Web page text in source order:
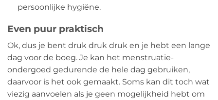
persoonlijke hygiëne.
Even puur praktisch
Ok, dus je bent druk druk druk en je hebt een lange
dag voor de boeg. Je kan het menstruatie-
ondergoed gedurende de hele dag gebruiken,
daarvoor is het ook gemaakt. Soms kan dit toch wat
viezig aanvoelen als je geen mogelijkheid hebt om